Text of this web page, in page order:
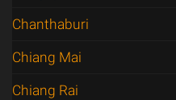
Chanthaburi
Chiang Mai
Chiang Rai